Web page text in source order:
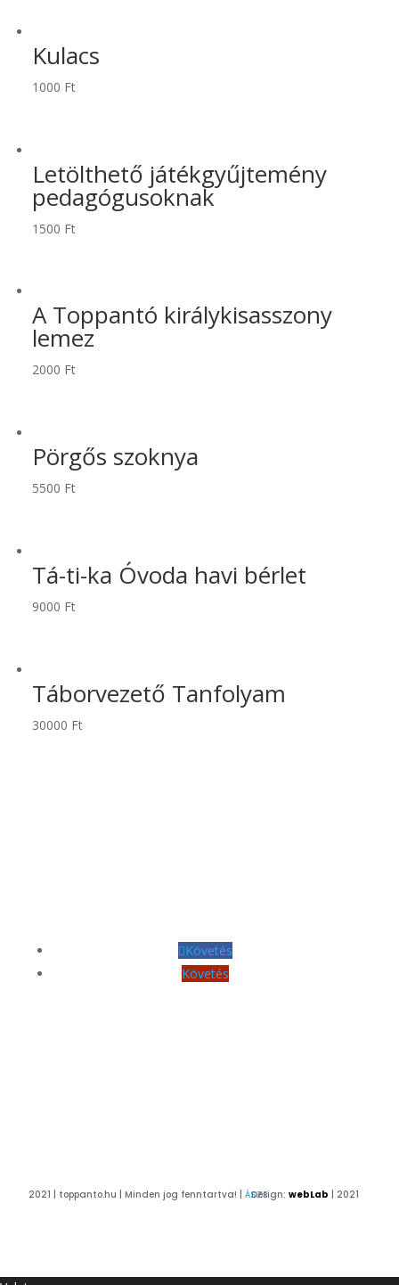
Kulacs
1000 Ft
Letölthető játékgyűjtemény
pedagógusoknak
1500 Ft
A Toppantó királykisasszony
lemez
2000 Ft
Pörgős szoknya
5500 Ft
Tá-ti-ka Óvoda havi bérlet
9000 Ft
Táborvezető Tanfolyam
30000 Ft
Követés
Követés
2021 | toppanto.hu | Minden jog fenntartva! | ÁSZF
Design:webLab | 2021